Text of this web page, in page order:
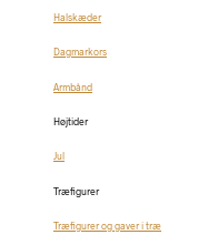
Halskæder
Dagmarkors
Armbånd
Højtider
Jul
Træfigurer
Træfigurer og gaver i træ